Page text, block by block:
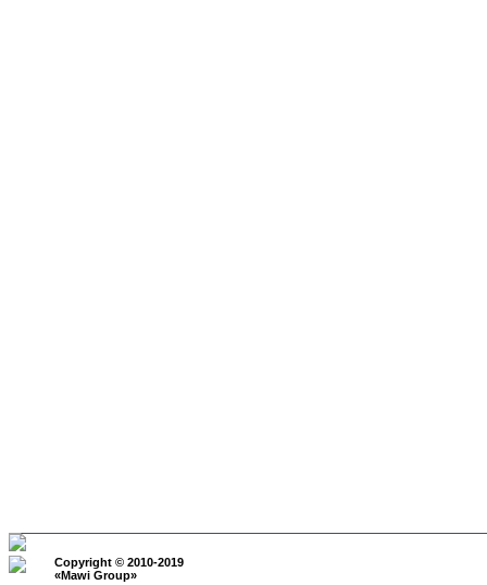
Copyright © 2010-2019
«Mawi Group»